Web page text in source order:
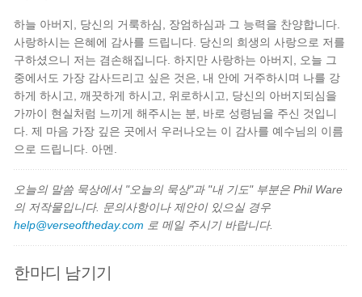
하늘 아버지, 당신의 거룩하심, 장엄하심과 그 능력을 찬양합니다.
사랑하시는 은혜에 감사를 드립니다. 당신의 희생의 사랑으로 저를
구하셨으니 저는 겸손해집니다. 하지만 사랑하는 아버지, 오늘 그
중에서도 가장 감사드리고 싶은 것은, 내 안에 거주하시며 나를 강
하게 하시고, 깨끗하게 하시고, 위로하시고, 당신의 아버지되심을
가까이 현실처럼 느끼게 해주시는 분, 바로 성령님을 주신 것입니
다. 제 마음 가장 깊은 곳에서 우러나오는 이 감사를 예수님의 이름
으로 드립니다. 아멘.
오늘의 말씀 묵상에서 "오늘의 묵상"과 "내 기도" 부분은 Phil Ware
의 저작물입니다. 문의사항이나 제안이 있으실 경우
help@verseoftheday.com 로 메일 주시기 바랍니다.
한마디 남기기